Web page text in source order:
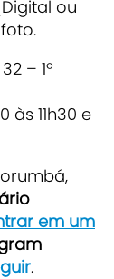
ou
– 1º
às 11h30 e
em um
.